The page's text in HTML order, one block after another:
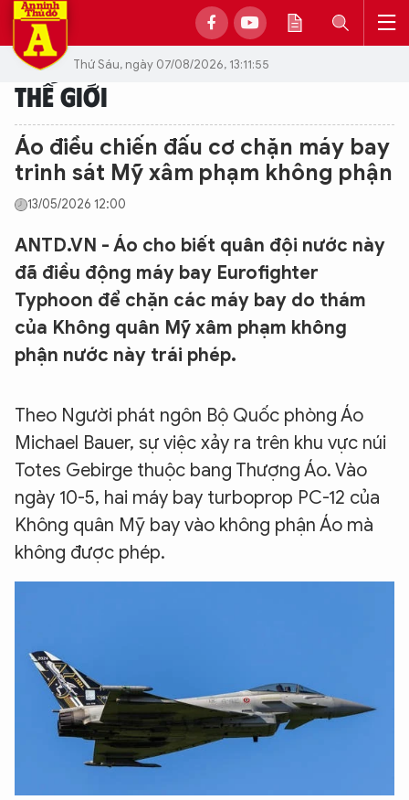
Thứ Sáu, ngày 07/08/2026, 13:11:55
THẾ GIỚI
Áo điều chiến đấu cơ chặn máy bay
trinh sát Mỹ xâm phạm không phận
13/05/2026 12:00
ANTD.VN - Áo cho biết quân đội nước này
đã điều động máy bay Eurofighter
Typhoon để chặn các máy bay do thám
của Không quân Mỹ xâm phạm không
phận nước này trái phép.
Theo Người phát ngôn Bộ Quốc phòng Áo
Michael Bauer, sự việc xảy ra trên khu vực núi
Totes Gebirge thuộc bang Thượng Áo. Vào
ngày 10-5, hai máy bay turboprop PC-12 của
Không quân Mỹ bay vào không phận Áo mà
không được phép.